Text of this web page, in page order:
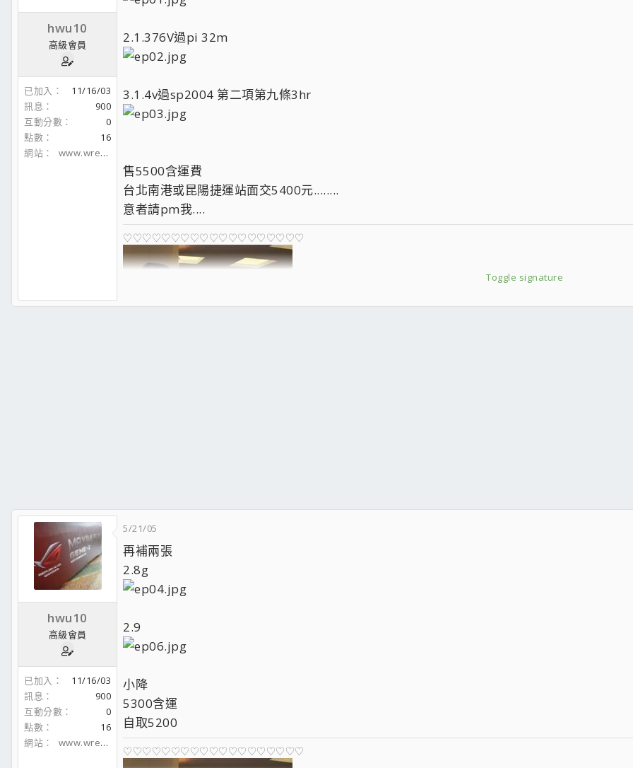
hwu10
高級會員
已加入
11/16/03
訊息
900
互動分數
0
點數
16
網站
www.wreth.cc
2.1.376V過pi 32m
3.1.4v過sp2004 第二項第九條3hr
售5500含運費
台北南港或昆陽捷運站面交5400元........
意者請pm我....
Toggle signature
♡♡♡♡♡♡♡♡♡♡♡♡♡♡♡♡♡♡♡
hwu10
高級會員
已加入
11/16/03
訊息
900
互動分數
0
點數
16
網站
www.wreth.cc
5/21/05
再補兩張
2.8g
2.9
小降
5300含運
自取5200
♡♡♡♡♡♡♡♡♡♡♡♡♡♡♡♡♡♡♡